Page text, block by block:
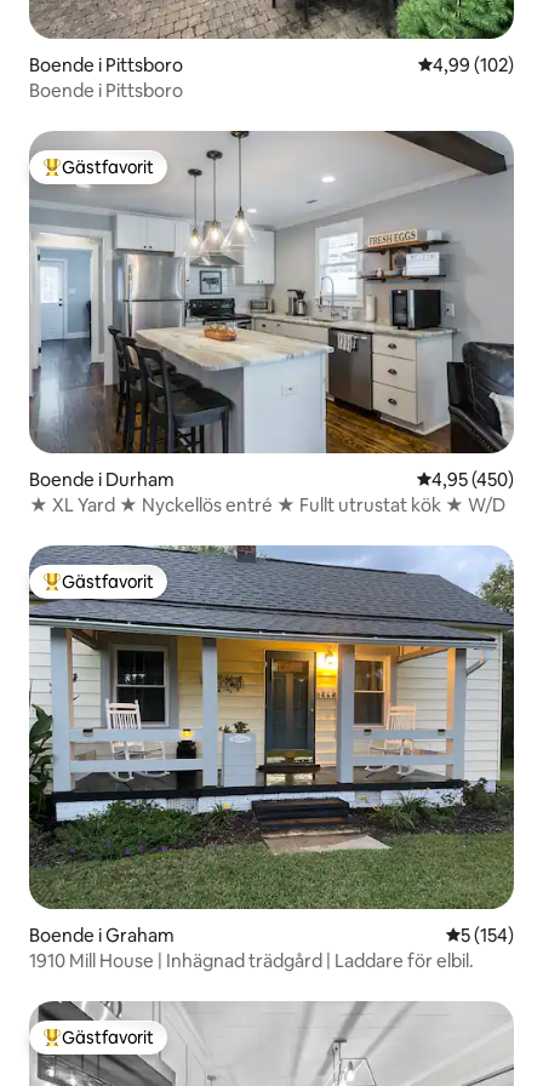
Boende i Pittsboro 4,99 av 5 i
4,99 (102)
Boende i Pittsboro
Populär gästfavorit
Gästfavorit
Boende i Durham 4,95 av 5 i
4,95 (450)
★ XL Yard ★ Nyckellös entré ★ Fullt utrustat kök ★ W/D
Populär gästfavorit
Gästfavorit
Boende i Graham 5 av 5 i
5 (154)
1910 Mill House | Inhägnad trädgård | Laddare för elbil.
Populär gästfavorit
Gästfavorit